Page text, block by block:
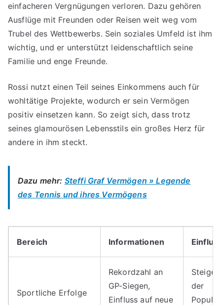
einfacheren Vergnügungen verloren. Dazu gehören
Ausflüge mit Freunden oder Reisen weit weg vom
Trubel des Wettbewerbs. Sein soziales Umfeld ist ihm
wichtig, und er unterstützt leidenschaftlich seine
Familie und enge Freunde.
Rossi nutzt einen Teil seines Einkommens auch für
wohltätige Projekte, wodurch er sein Vermögen
positiv einsetzen kann. So zeigt sich, dass trotz
seines glamourösen Lebensstils ein großes Herz für
andere in ihm steckt.
Dazu mehr: Steffi Graf Vermögen » Legende
des Tennis und ihres Vermögens
Bereich Informationen
Sportliche Erfolge
Rekordzahl an
GP-Siegen,
Einfluss auf neue
der